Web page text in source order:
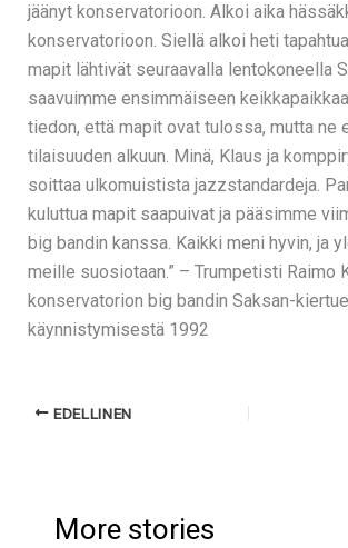
jäänyt konservatorioon. Alkoi aika
konservatorioon. Siellä alkoi heti
mapit lähtivät seuraavalla lentokoneella
saavuimme ensimmäiseen
tiedon, että mapit ovat tulossa, mutta ne
tilaisuuden alkuun. Minä, Klaus ja
soittaa ulkomuistista jazzstandardeja.
kuluttua mapit saapuivat ja pääsimme
big bandin kanssa. Kaikki meni hyvin, ja
meille suosiotaan.” – Trumpetisti Raimo
konservatorion big bandin Saksan-
käynnistymisestä 1992
EDELLINEN
More stories